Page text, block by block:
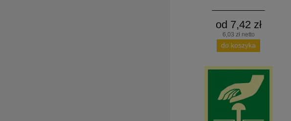
od 7,42 zł
6,03 zł netto
do koszyka